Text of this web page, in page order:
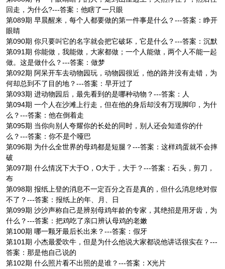
回走，为什么?---答案：他瞎了一只眼
第089期 早晨醒来，每个人都要做的第一件事是什么？---答案：睁开
眼睛
第090期 你只要叫它的名字就会把它破坏，它是什么？---答案：沉默
第091期 你能做，我能做，大家都做；一个人能做，两个人不能一起
做。这是做什么？---答案：做梦
第092期 阿呆开车去动物园玩，动物园很近，他的路并没有走错，为
何却总到不了目的地？---答案：早开过了
第093期 进动物园后，最先看到的是哪种动物？---答案：人
第094期 一个人在沙滩上行走，但在他的身后却没有万现脚印，为什
么？---答案：他在倒着走
第095期 当你向别人夸耀你的长处的同时，别人还会知道你的什
么？---答案：你不是个哑巴
第096期 为什么全世界的母鸡都是短腿？---答案：这样鸡蛋就不会摔
破
第097期 什么情况下大于O，O大于，大于？---答案：石头，剪刀，
布
第098期 报纸上登的消息不一定百分之百是真的，但什么消息绝对假
不了？---答案：报纸上的年、月、日
第099期 沙沙声称自己是辨别母鸡年龄的专家，其绝招是用牙齿，为
什么？---答案：把鸡吃了亲口辨认母鸡的老嫩
第100期 哪一颗牙最后长出来？---答案：假牙
第101期 小杰最爱吹牛，但是为什么他说大家都说他讲话很实在？---
答案：那是他自己说的
第102期 什么照片看不出照的是谁？---答案：X光片